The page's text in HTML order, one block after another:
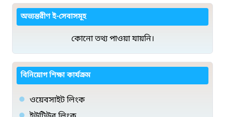
অভ্যন্তরীণ ই-সেবাসমূহ
কোনো তথ্য পাওয়া যায়নি।
বিনিয়োগ শিক্ষা কার্যক্রম
ওয়েবসাইট লিংক